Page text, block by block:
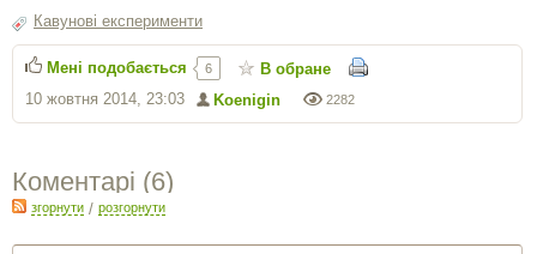
Кавунові експерименти
2282
Koenigin
10 жовтня 2014, 23:03
Мені подобається 6 В обране
Коментарі (6)
згорнути / розгорнути